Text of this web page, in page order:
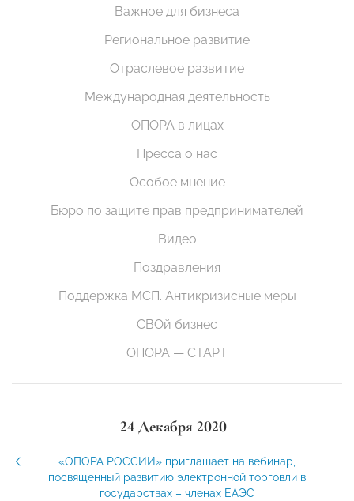
Важное для бизнеса
Региональное развитие
Отраслевое развитие
Международная деятельность
ОПОРА в лицах
Пресса о нас
Особое мнение
Бюро по защите прав предпринимателей
Видео
Поздравления
Поддержка МСП. Антикризисные меры
СВОй бизнес
ОПОРА — СТАРТ
24 Декабря 2020
«ОПОРА РОССИИ» приглашает на вебинар,
посвященный развитию электронной торговли в
государствах – членах ЕАЭС